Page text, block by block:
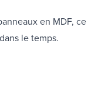
en MDF,
le temps.